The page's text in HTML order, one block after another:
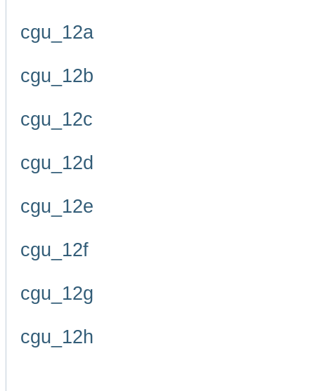
cgu_12a
cgu_12b
cgu_12c
cgu_12d
cgu_12e
cgu_12f
cgu_12g
cgu_12h